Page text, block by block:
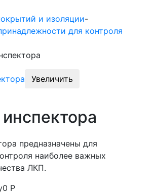
и изоляции-
для контроля
Увеличить
предназначены для
наиболее важных
ЛКП.
0 Р